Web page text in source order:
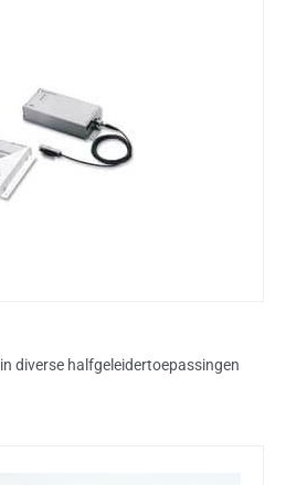
diverse halfgeleidertoepassingen